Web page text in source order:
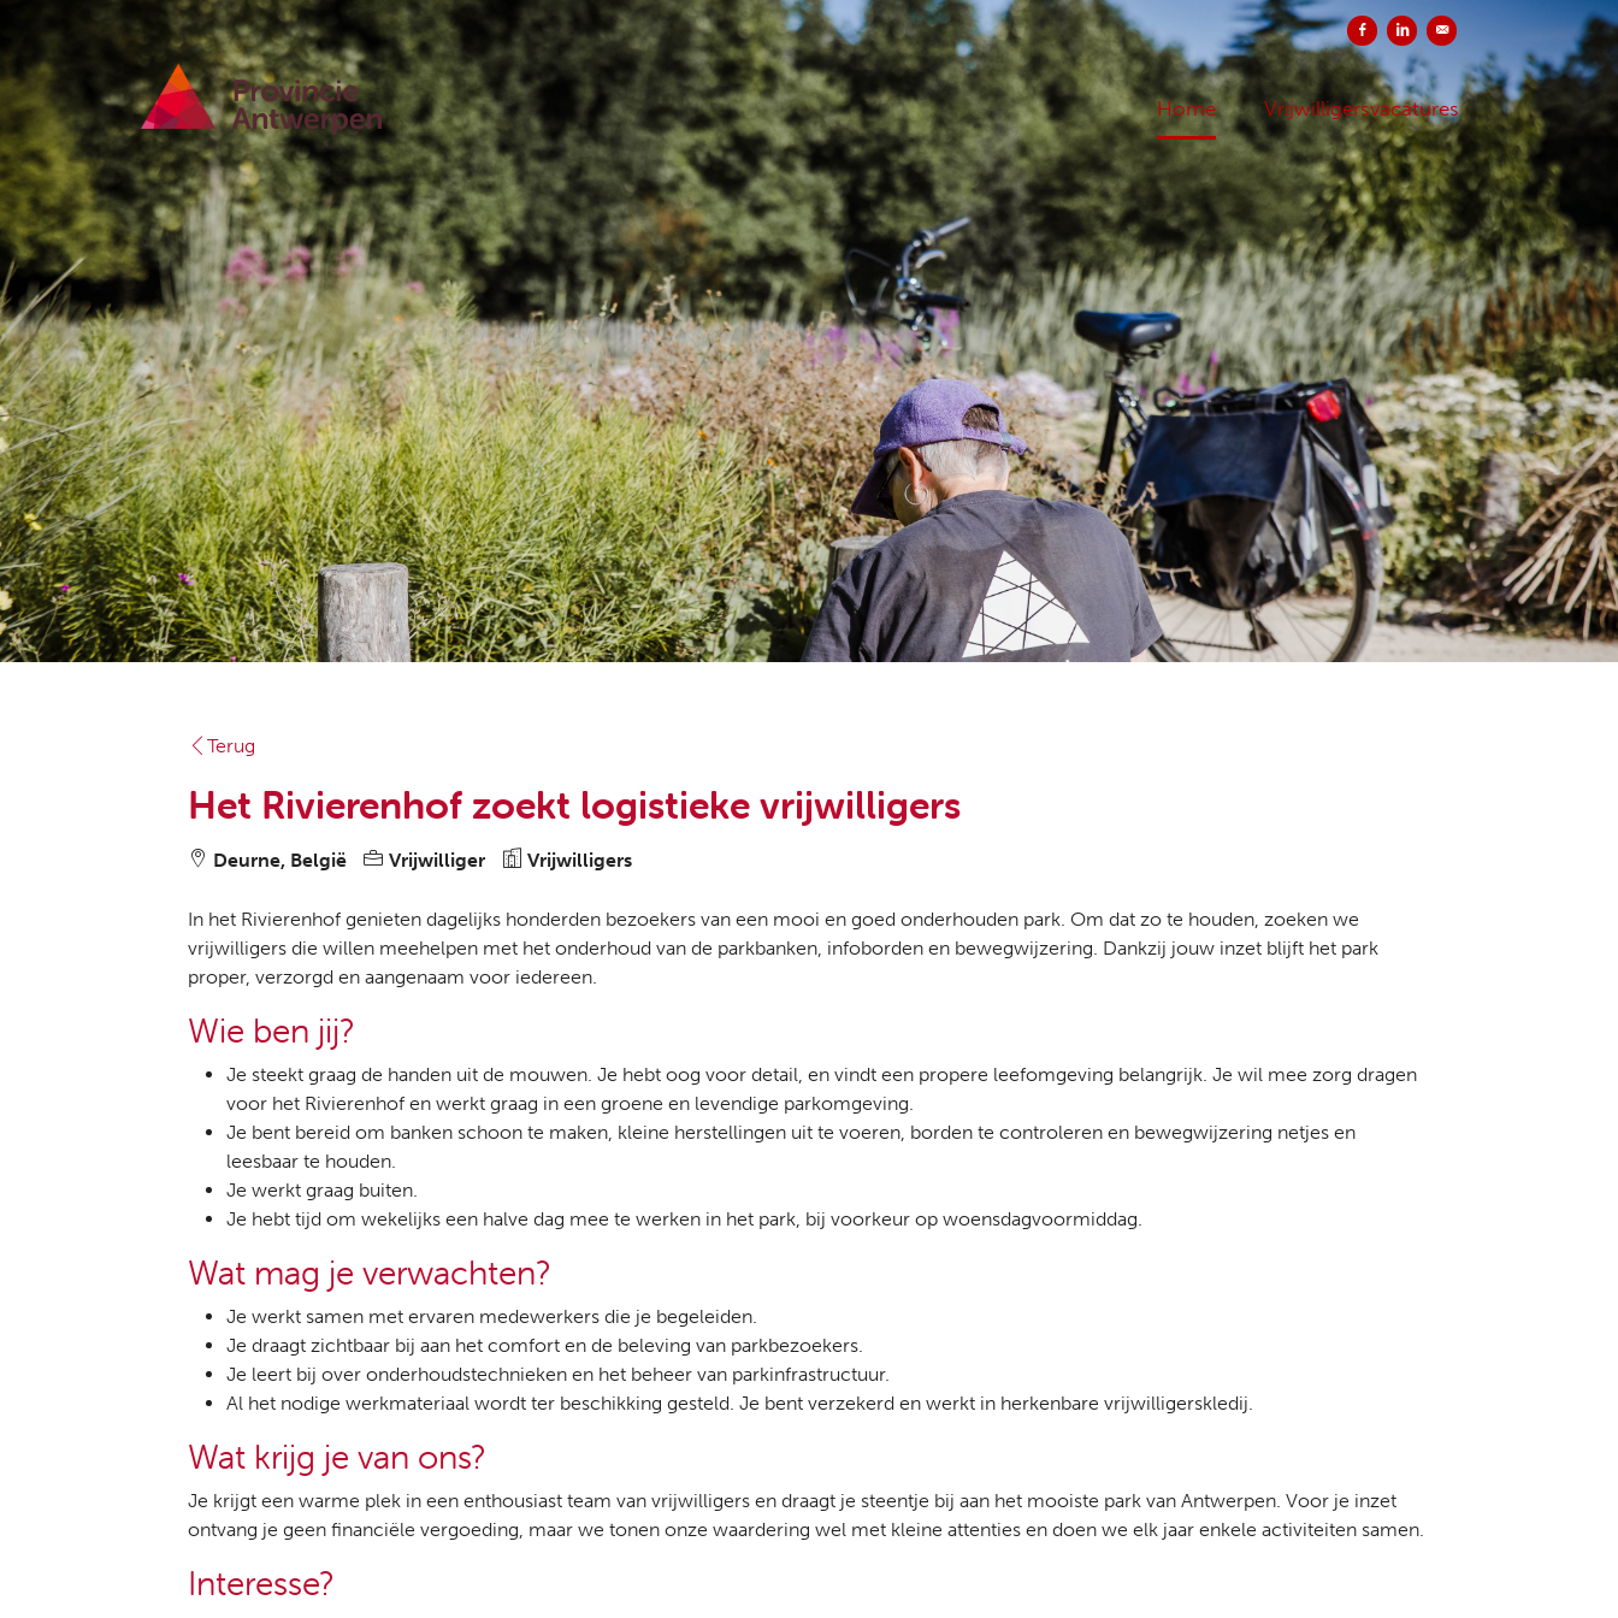
Delen op Facebook
Delen op LinkedIn
Versturen per e-mail
Home Vrijwilligersvacatures
Terug
Het Rivierenhof zoekt logistieke vrijwilligers
Deurne, België Vrijwilliger Vrijwilligers
In het Rivierenhof genieten dagelijks honderden bezoekers van een mooi en goed onderhouden park. Om dat zo te houden, zoeken we
vrijwilligers die willen meehelpen met het onderhoud van de parkbanken, infoborden en bewegwijzering. Dankzij jouw inzet blijft het park
proper, verzorgd en aangenaam voor iedereen.
Wie ben jij?
Je steekt graag de handen uit de mouwen. Je hebt oog voor detail, en vindt een propere leefomgeving belangrijk. Je wil mee zorg dragen
voor het Rivierenhof en werkt graag in een groene en levendige parkomgeving.
Je bent bereid om banken schoon te maken, kleine herstellingen uit te voeren, borden te controleren en bewegwijzering netjes en
leesbaar te houden.
Je werkt graag buiten.
Je hebt tijd om wekelijks een halve dag mee te werken in het park, bij voorkeur op woensdagvoormiddag.
Wat mag je verwachten?
Je werkt samen met ervaren medewerkers die je begeleiden.
Je draagt zichtbaar bij aan het comfort en de beleving van parkbezoekers.
Je leert bij over onderhoudstechnieken en het beheer van parkinfrastructuur.
Al het nodige werkmateriaal wordt ter beschikking gesteld. Je bent verzekerd en werkt in herkenbare vrijwilligerskledij.
Wat krijg je van ons?
Je krijgt een warme plek in een enthousiast team van vrijwilligers en draagt je steentje bij aan het mooiste park van Antwerpen. Voor je inzet
ontvang je geen financiële vergoeding, maar we tonen onze waardering wel met kleine attenties en doen we elk jaar enkele activiteiten samen.
Interesse?